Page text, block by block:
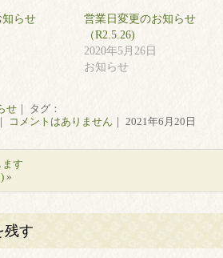
らせ
営業日変更のお知らせ
（R2.5.26)
2020年5月26日
お知らせ
せ ｜ タグ：
コメントはありません ｜ 2021年6月20日
ます
»
残す